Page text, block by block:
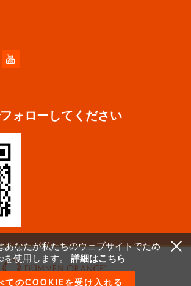
ォローしてください
あなたが私たちのウェブサイトでため
を使用します。 詳細はこちら
てのCOOKIEを受け入れる